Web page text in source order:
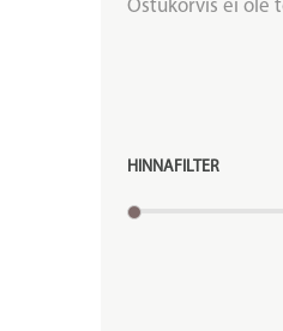
Ostukorvis ei ole
HINNAFILTER